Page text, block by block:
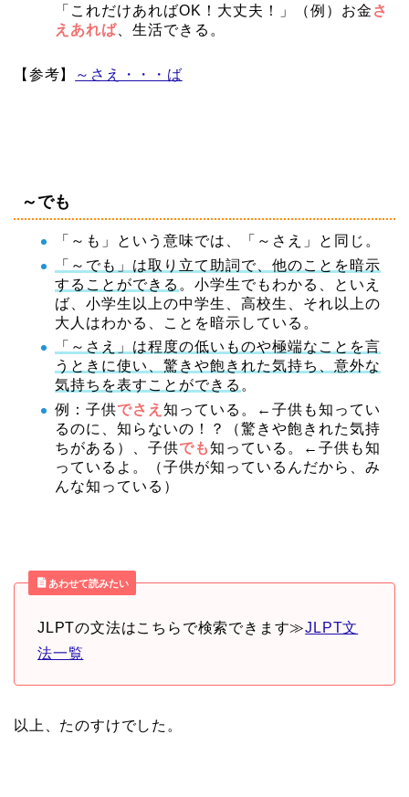
「これだけあればOK！大丈夫！」（例）お金 さ
えあれば 、生活できる。
【参考】 ～さえ・・・ば
～でも
「～も」という意味では、「～さえ」と同じ。
「～でも」は取り立て助詞で、他のことを暗示
することができる 。小学生でもわかる、といえ
ば、小学生以上の中学生、高校生、それ以上の
大人はわかる、
ことを暗示している。
「～さえ」は程度の低いものや極端なことを言
うときに使い、驚きや飽きれた気持ち、意外な
気持ちを表すことができる 。
例：子供でさえ 知っている。←子供も知ってい
るのに、知らないの！？（驚きや飽きれた気持
ちがある）、子供でも知っている。←子供も知
っているよ。（子供が知っているんだから、み
んな知っている）
あわせて読みたい
JLPTの文法はこちらで検索できます≫JLPT文
法一覧
以上、たのすけでした。